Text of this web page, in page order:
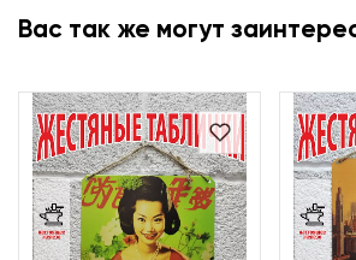
Вас так же могут